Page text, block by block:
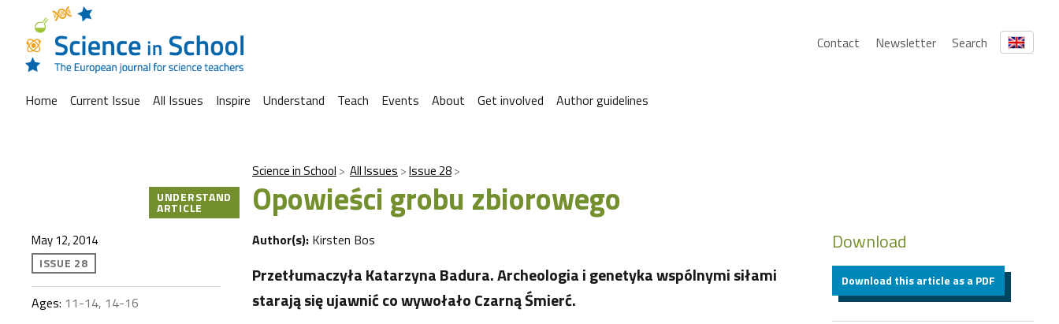
Contact Newsletter Search
Home Current Issue All Issues Inspire Understand Teach Events About Get involved Author guidelines
Science in School All Issues Issue 28
Opowieści grobu zbiorowego
UNDERSTAND
ARTICLE
May 12, 2014
ISSUE 28
Ages: 11-14, 14-16
Author(s): Kirsten Bos
Przetłumaczyła Katarzyna Badura. Archeologia i genetyka wspólnymi siłami
starają się ujawnić co wywołało Czarną Śmierć.
Download
Download this article as a PDF